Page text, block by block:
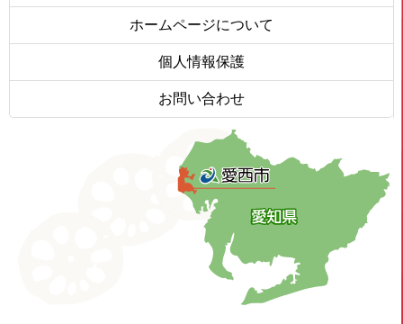
ホームページについて
個人情報保護
お問い合わせ